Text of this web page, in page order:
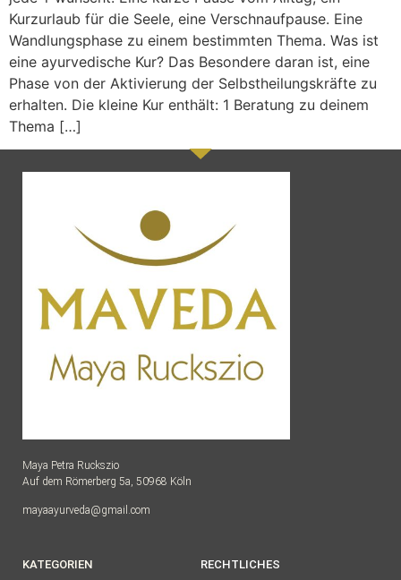
Kurzurlaub für die Seele, eine Verschnaufpause. Eine
Wandlungsphase zu einem bestimmten Thema. Was ist
eine ayurvedische Kur? Das Besondere daran ist, eine
Phase von der Aktivierung der Selbstheilungskräfte zu
erhalten. Die kleine Kur enthält: 1 Beratung zu deinem
Thema […]
Maya Petra Ruckszio
Auf dem Römerberg 5a, 50968 Köln
mayaayurveda@gmail.com
KATEGORIEN RECHTLICHES